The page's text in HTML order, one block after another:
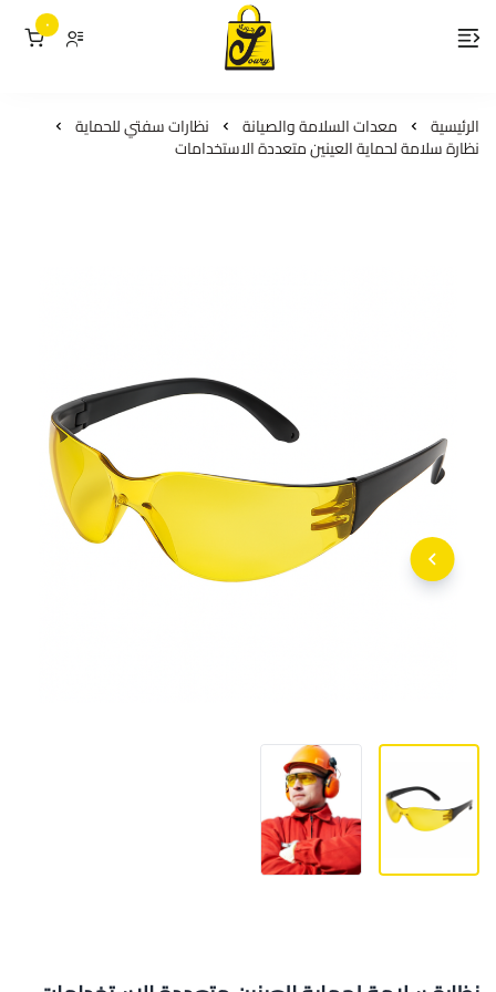
لمسات جوري
٠
الرئيسية معدات السلامة والصيانة نظارات سفتي للحماية
نظارة سلامة لحماية العينين متعددة الاستخدامات